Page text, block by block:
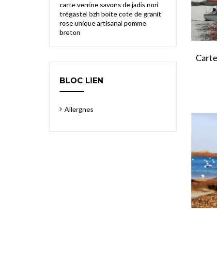
carteverrine savons de jadis nori
trégastel bzh boitecote de granit
roseuniqueartisanal pomme
breton
BLOC LIEN
Allergnes